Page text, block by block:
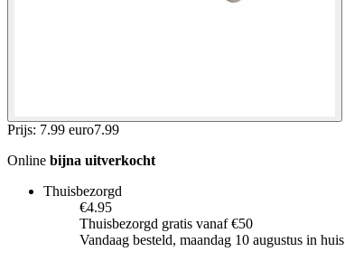
Prijs: 7.99 euro7.99
Online bijna uitverkocht
Thuisbezorgd
€4.95
Thuisbezorgd gratis vanaf €50
Vandaag besteld, maandag 10 augustus in huis